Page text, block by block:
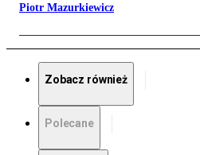
Piotr Mazurkiewicz
Zobacz również
Polecane